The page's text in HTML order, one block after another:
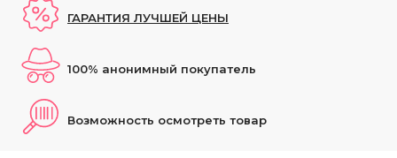
ГАРАНТИЯ ЛУЧШЕЙ ЦЕНЫ
100% анонимный покупатель
Возможность осмотреть товар